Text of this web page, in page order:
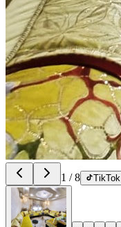
1 /8 TikTok